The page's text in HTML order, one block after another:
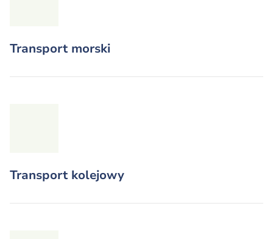
Transport morski
Transport kolejowy